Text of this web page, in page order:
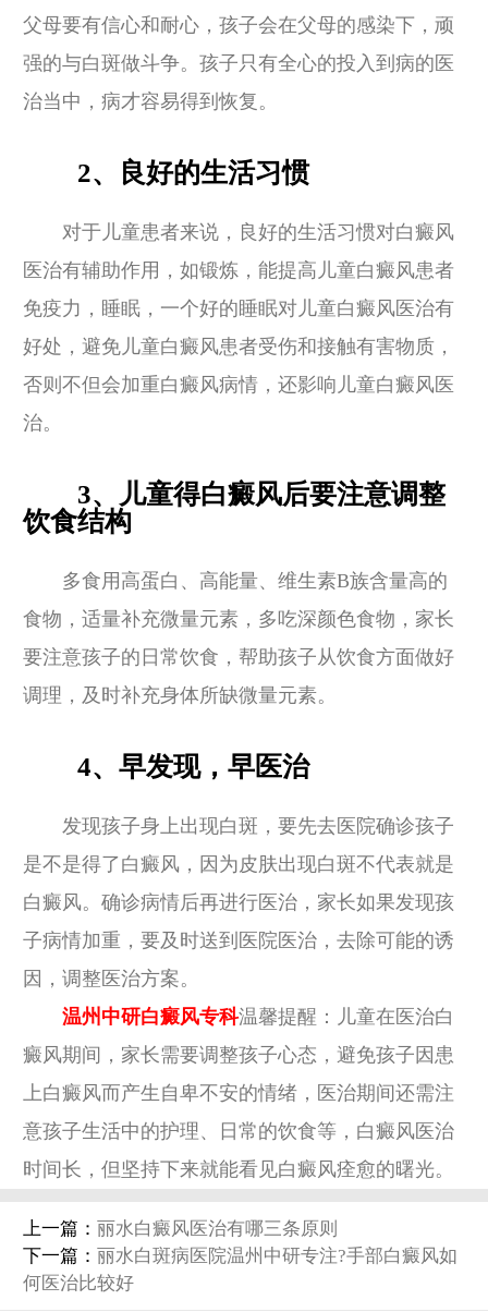
父母要有信心和耐心，孩子会在父母的感染下，顽
强的与白斑做斗争。孩子只有全心的投入到病的医
治当中，病才容易得到恢复。
2、良好的生活习惯
对于儿童患者来说，良好的生活习惯对白癜风
医治有辅助作用，如锻炼，能提高儿童白癜风患者
免疫力，睡眠，一个好的睡眠对儿童白癜风医治有
好处，避免儿童白癜风患者受伤和接触有害物质，
否则不但会加重白癜风病情，还影响儿童白癜风医
治。
3、儿童得白癜风后要注意调整
饮食结构
多食用高蛋白、高能量、维生素B族含量高的
食物，适量补充微量元素，多吃深颜色食物，家长
要注意孩子的日常饮食，帮助孩子从饮食方面做好
调理，及时补充身体所缺微量元素。
4、早发现，早医治
发现孩子身上出现白斑，要先去医院确诊孩子
是不是得了白癜风，因为皮肤出现白斑不代表就是
白癜风。确诊病情后再进行医治，家长如果发现孩
子病情加重，要及时送到医院医治，去除可能的诱
因，调整医治方案。
温州中研白癜风专科温馨提醒：儿童在医治白
癜风期间，家长需要调整孩子心态，避免孩子因患
上白癜风而产生自卑不安的情绪，医治期间还需注
意孩子生活中的护理、日常的饮食等，白癜风医治
时间长，但坚持下来就能看见白癜风痊愈的曙光。
上一篇： 丽水白癜风医治有哪三条原则
下一篇： 丽水白斑病医院温州中研专注?手部白癜风如
何医治比较好